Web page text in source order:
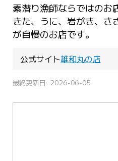
素潜り漁師ならではのお
きた、うに、岩がき、さ
が自慢のお店です。
公式サイト雄和丸の店
最終更新日: 2026-06-05